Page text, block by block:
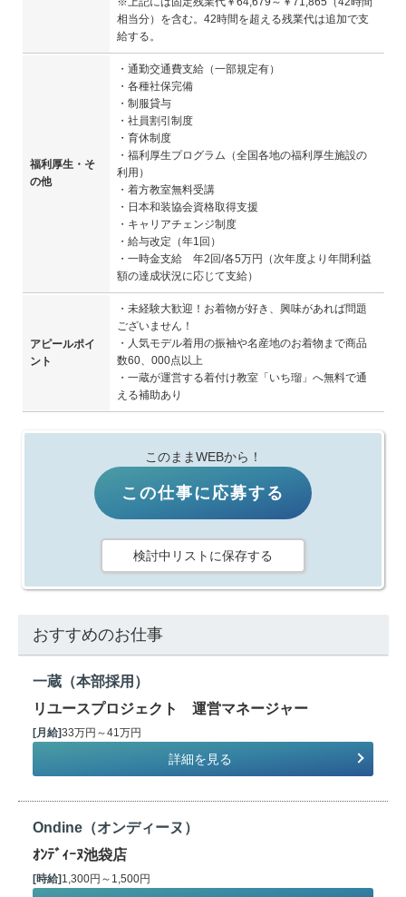
相当分）を含む。42時間を超える残業代は追加で支
給する。
福利厚生・そ
の他
・通勤交通費支給（一部規定有）
・各種社保完備
・制服貸与
・社員割引制度
・育休制度
・福利厚生プログラム（全国各地の福利厚生施設の
利用）
・着方教室無料受講
・日本和装協会資格取得支援
・キャリアチェンジ制度
・給与改定（年1回）
・一時金支給 年2回/各5万円（次年度より年間利益
額の達成状況に応じて支給）
アピールポイ
ント
・未経験大歓迎！お着物が好き、興味があれば問題
ございません！
・人気モデル着用の振袖や名産地のお着物まで商品
数60、000点以上
・一蔵が運営する着付け教室「いち瑠」へ無料で通
える補助あり
このままWEBから！
この仕事に応募する
検討中リストに保存する
おすすめのお仕事
一蔵（本部採用）
リユースプロジェクト 運営マネージャー
[月給]33万円～41万円
詳細を見る
Ondine（オンディーヌ）
ｵﾝﾃﾞｨｰﾇ池袋店
[時給] 1,300円～1,500円